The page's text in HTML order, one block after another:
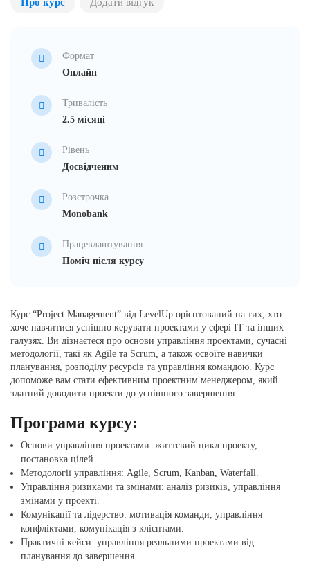
Формат
Онлайн
Тривалість
2.5 місяці
Рівень
Досвідченим
Розстрочка
Monobank
Працевлаштування
Поміч після курсу
Курс “Project Management” від LevelUp орієнтований на тих, хто
хоче навчитися успішно керувати проектами у сфері IT та інших
галузях. Ви дізнаєтеся про основи управління проектами, сучасні
методології, такі як Agile та Scrum, а також освоїте навички
планування, розподілу ресурсів та управління командою. Курс
допоможе вам стати ефективним проектним менеджером, який
здатний доводити проекти до успішного завершення.
Програма курсу:
Основи управління проектами: життєвий цикл проекту,
постановка цілей.
Методології управління: Agile, Scrum, Kanban, Waterfall.
Управління ризиками та змінами: аналіз ризиків, управління
змінами у проекті.
Комунікації та лідерство: мотивація команди, управління
конфліктами, комунікація з клієнтами.
Практичні кейси: управління реальними проектами від
планування до завершення.